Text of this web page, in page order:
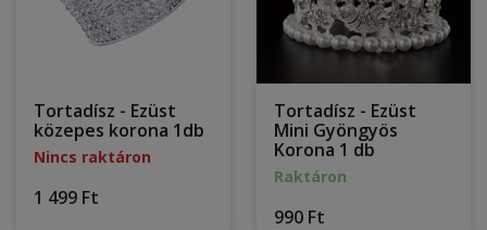
Tortadísz - Ezüst
közepes korona 1db
Nincs raktáron
1 499 Ft
Tortadísz - Ezüst
Mini Gyöngyös
Korona 1 db
Raktáron
990 Ft